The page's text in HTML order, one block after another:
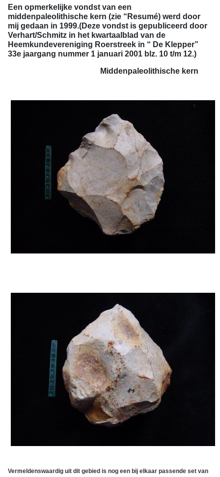
Een opmerkelijke vondst van een
middenpaleolithische kern (zie “Resumé) werd door
mij gedaan in 1999.(Deze vondst is gepubliceerd door
Verhart/Schmitz in het kwartaalblad van de
Heemkundevereniging Roerstreek in “ De Klepper”
33e jaargang nummer 1 januari 2001 blz. 10 t/m 12.)
Middenpaleolithische kern
Vermeldenswaardig uit dit gebied is nog een bij elkaar passende set van